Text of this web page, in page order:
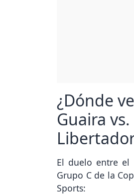
¿Dónde
Guaira
El duelo entre el
Grupo C de la
Sports: